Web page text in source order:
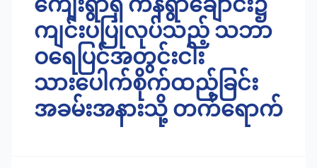
ကျင်းပပြုလုပ်သည့် သဘာ
ဝရေပြင်အတွင်းငါး
သားပေါက်စိုက်ထည့်ခြင်း
အခမ်းအနားသို့ တက်ရောက်